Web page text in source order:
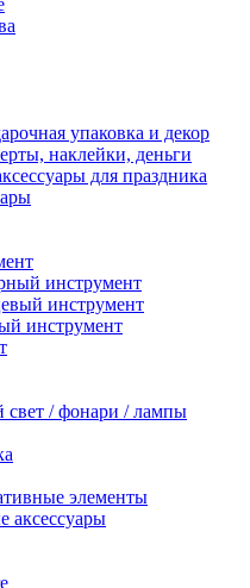
упаковка и декор
наклейки, деньги
для праздника
инструмент
инструмент
инструмент
/ фонари / лампы
элементы
аксессуары